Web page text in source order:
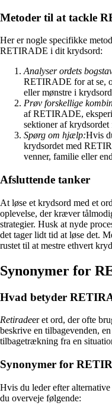
Metoder til at tackle
Her er nogle specifikke
RETIRADE i dit krydsord:
Analyser ordets
RETIRADE for at se,
eller mønstre i
Prøv forskellige
af RETIRADE,
sektioner af krydsordet
Spørg om hjælp:Hvis
krydsordet med
venner, familie eller
Afsluttende tanker
At løse et krydsord med et
oplevelse, der kræver
strategier. Husk at nyde
det tager lidt tid at løse det.
rustet til at mestre ethvert
Synonymer for
Hvad betyder
Retiradeer et ord, der ofte
beskrive en tilbagevenden,
tilbagetrækning fra en
Synonymer for
Hvis du leder efter
du overveje følgende: